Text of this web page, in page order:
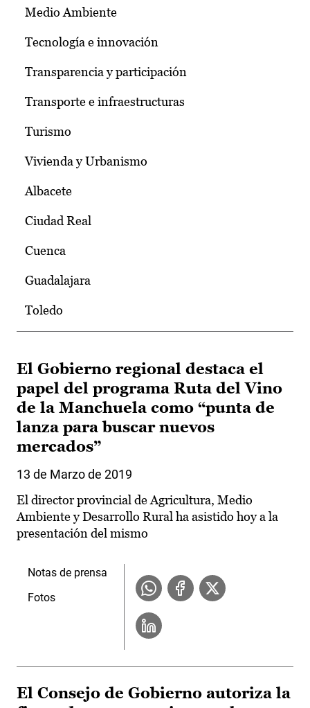
Medio Ambiente
Tecnología e innovación
Transparencia y participación
Transporte e infraestructuras
Turismo
Vivienda y Urbanismo
Albacete
Ciudad Real
Cuenca
Guadalajara
Toledo
El Gobierno regional destaca el
papel del programa Ruta del Vino
de la Manchuela como “punta de
lanza para buscar nuevos
mercados”
13 de Marzo de 2019
El director provincial de Agricultura, Medio
Ambiente y Desarrollo Rural ha asistido hoy a la
presentación del mismo
Notas de prensa
Fotos
El Consejo de Gobierno autoriza la